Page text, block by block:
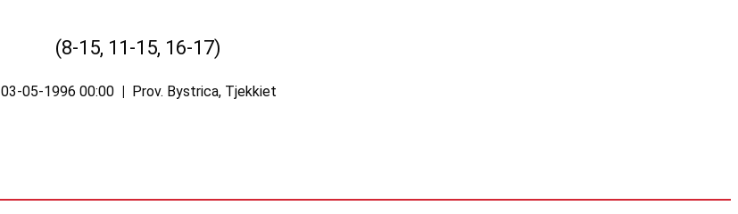
(8-15, 11-15, 16-17)
03-05-1996 00:00 Prov. Bystrica, Tjekkiet